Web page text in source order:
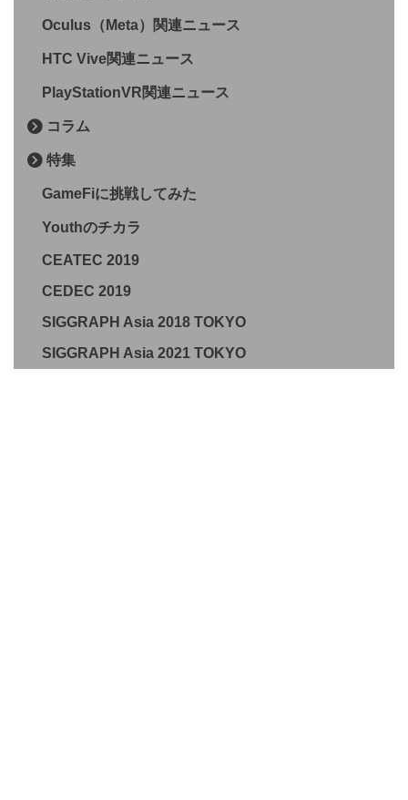
Oculus（Meta）関連ニュース
HTC Vive関連ニュース
PlayStationVR関連ニュース
コラム
特集
GameFiに挑戦してみた
Youthのチカラ
CEATEC 2019
CEDEC 2019
SIGGRAPH Asia 2018 TOKYO
SIGGRAPH Asia 2021 TOKYO